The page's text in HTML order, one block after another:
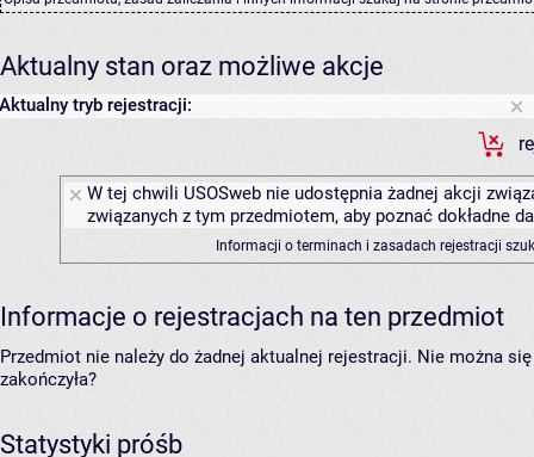
Aktualny stan oraz możliwe akcje
Aktualny tryb rejestracji:
W tej chwili USOSweb nie udostępnia żadnej akcji
związanych z tym przedmiotem, aby poznać dokładne
Informacji o terminach i zasadach rejestracji
Informacje o rejestracjach na ten przedmiot
Przedmiot nie należy do żadnej aktualnej rejestracji. Nie można
zakończyła?
Statystyki próśb